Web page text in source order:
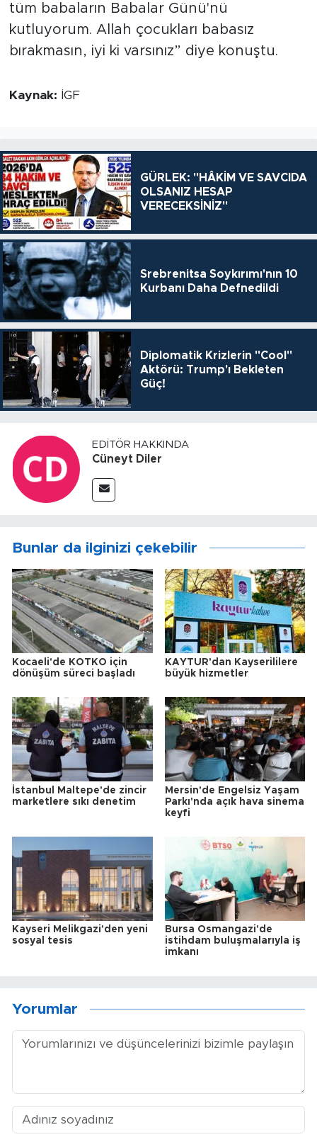
tüm babaların Babalar Günü'nü
kutluyorum. Allah çocukları babasız
bırakmasın, iyi ki varsınız” diye konuştu.
Kaynak: İGF
GÜRLEK: "HÂKİM VE SAVCIDA
OLSANIZ HESAP
VERECEKSİNİZ"
Srebrenitsa Soykırımı'nın 10
Kurbanı Daha Defnedildi
Diplomatik Krizlerin "Cool"
Aktörü: Trump'ı Bekleten
Güç!
EDITÖR HAKKINDA
Cüneyt Diler
Bunlar da ilginizi çekebilir
Kocaeli'de KOTKO için
dönüşüm süreci başladı
KAYTUR'dan Kayserililere
büyük hizmetler
İstanbul Maltepe'de zincir
marketlere sıkı denetim
Mersin'de Engelsiz Yaşam
Parkı'nda açık hava sinema
keyfi
Kayseri Melikgazi'den yeni
sosyal tesis
Bursa Osmangazi'de
istihdam buluşmalarıyla iş
imkanı
Yorumlar